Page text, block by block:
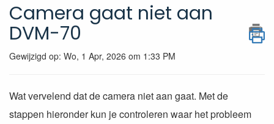
Camera gaat niet aan
DVM-70
Gewijzigd op: Wo, 1 Apr, 2026 om 1:33 PM
Wat vervelend dat de camera niet aan gaat. Met de
stappen hieronder kun je controleren waar het probleem